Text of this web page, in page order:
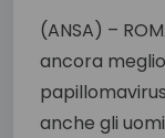
(ANSA) –
ancora
anche gli